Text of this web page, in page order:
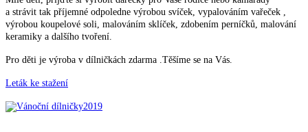
a strávit tak příjemné odpoledne výrobou svíček, vypalováním vařeček ,
výrobou koupelové soli, malováním sklíček, zdobením perníčků, malování
keramiky a dalšího tvoření.
Pro děti je výroba v dílničkách zdarma .Těšíme se na Vás.
Leták ke stažení